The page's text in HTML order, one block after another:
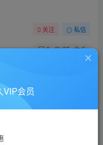
关注 私信
0 37 0
，新手小白都可以上手
VIP会员